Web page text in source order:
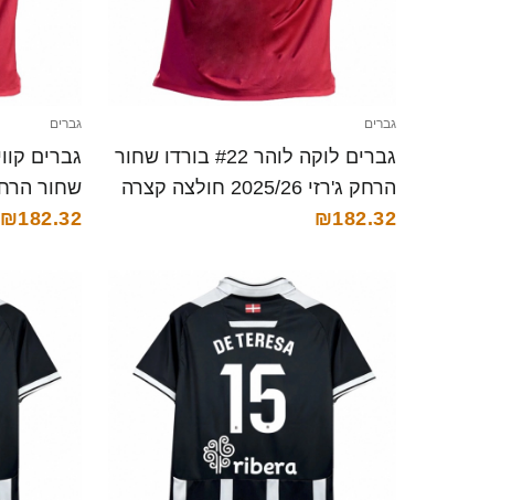
גברים
גברים לוקה לוהר #22 בורדו שחור
הרחק ג'רזי 2025/26 חולצה קצרה
₪182.32
גברים
קצרה
₪182.32